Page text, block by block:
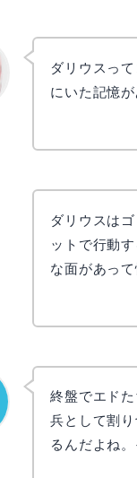
ダリウスっ
にいた記憶が
ダリウスは
ットで行動
な面があっ
終盤でエド
兵として割
るんだよね